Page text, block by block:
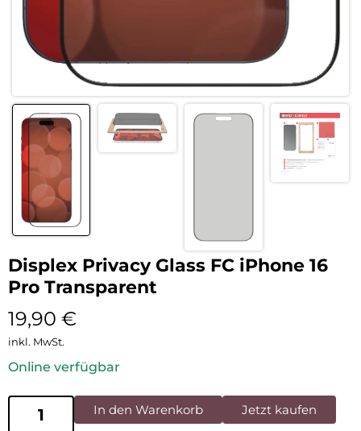
Displex Privacy Glass FC iPhone 16
Pro Transparent
19,90 €
inkl. MwSt.
Online verfügbar
In den Warenkorb Jetzt kaufen